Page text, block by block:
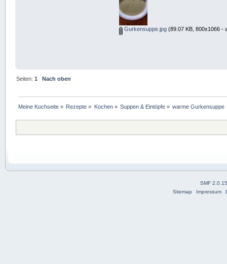
Gurkensuppe.jpg(89.07 KB, 800x1066 -
Seiten:1 Nach oben
Meine Kochseite » Rezepte » Kochen» Suppen & Eintöpfe » warme Gurkensuppe
SMF
Sitemap
Impressum